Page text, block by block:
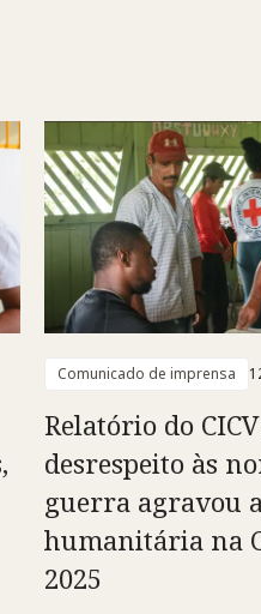
Comunicado de imprensa
Relatório do
desrespeito às
guerra agravou
humanitária na
2025